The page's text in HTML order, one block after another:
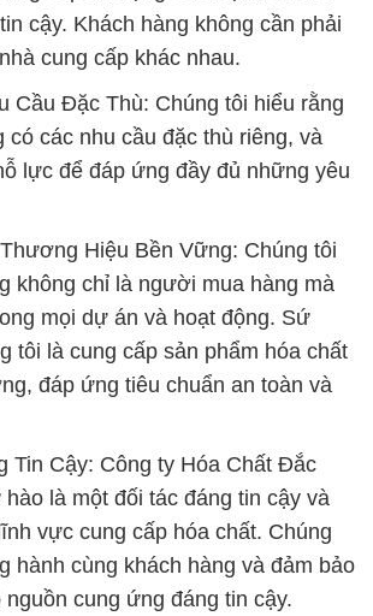
cậy. Khách hàng không cần phải
cung cấp khác nhau.
Cầu Đặc Thù: Chúng tôi hiểu rằng
có các nhu cầu đặc thù riêng, và
lực để đáp ứng đầy đủ những yêu
Hiệu Bền Vững: Chúng tôi
không chỉ là người mua hàng mà
mọi dự án và hoạt động. Sứ
tôi là cung cấp sản phẩm hóa chất
đáp ứng tiêu chuẩn an toàn và
Tin Cậy: Công ty Hóa Chất Đắc
là một đối tác đáng tin cậy và
vực cung cấp hóa chất. Chúng
hành cùng khách hàng và đảm bảo
nguồn cung ứng đáng tin cậy.